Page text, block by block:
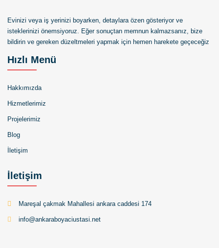
Evinizi veya iş yerinizi boyarken, detaylara özen gösteriyor ve
isteklerinizi önemsiyoruz. Eğer sonuçtan memnun kalmazsanız, bize
bildirin ve gereken düzeltmeleri yapmak için hemen harekete geçeceğiz
Hızlı Menü
Hakkımızda
Hizmetlerimiz
Projelerimiz
Blog
İletişim
İletişim
Mareşal çakmak Mahallesi ankara caddesi 174
info@ankaraboyaciustasi.net